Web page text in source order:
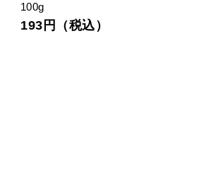
100g
193円（税込）